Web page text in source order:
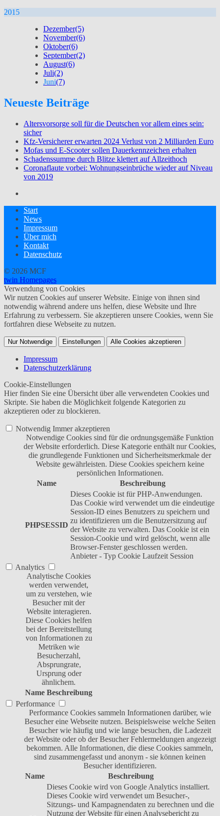
2015
Dezember(5)
November(6)
Oktober(6)
September(2)
August(6)
Juli(2)
Juni(7)
Neueste Beiträge
Altersvorsorge soll für die Deutschen vor allem eines sein:
sicher
Kfz-Versicherer erwarten 2024 Verlust von 2 Milliarden Euro
Mofas und E-Scooter sollen Dauerkennzeichen erhalten
Schadenssumme durch Blitze klettert auf Allzeithoch
Coronaflaute vorbei: Wohnungseinbrüche wieder auf Niveau
von 2019
Start
News
Impressum
Über mich
Kontakt
Datenschutz
© 2026 MCF
twin Homepages
Verwendung von Cookies
Wir nutzen Cookies auf unserer Website. Einige von ihnen sind
notwendig während andere uns helfen, diese Website und Ihre
Erfahrung zu verbessern. Sie akzeptieren unsere Cookies, wenn Sie
fortfahren diese Webseite zu nutzen.
Nur Notwendige Einstellungen Alle Cookies akzeptieren
Impressum
Datenschutzerklärung
Cookie-Einstellungen
Hier finden Sie eine Übersicht über alle verwendeten Cookies und
Skripte. Sie haben die Möglichkeit folgende Kategorien zu
akzeptieren oder zu blockieren.
Notwendig Immer akzeptieren
Notwendige Cookies sind für die ordnungsgemäße Funktion
der Website erforderlich. Diese Kategorie enthält nur Cookies,
die grundlegende Funktionen und Sicherheitsmerkmale der
Website gewährleisten. Diese Cookies speichern keine
persönlichen Informationen.
Name
Beschreibung
PHPSESSID
Dieses Cookie ist für PHP-Anwendungen.
Das Cookie wird verwendet um die eindeutige
Session-ID eines Benutzers zu speichern und
zu identifizieren um die Benutzersitzung auf
der Website zu verwalten. Das Cookie ist ein
Session-Cookie und wird gelöscht, wenn alle
Browser-Fenster geschlossen werden.
Anbieter - Typ Cookie Laufzeit Session
Analytics
Analytische Cookies
werden verwendet,
um zu verstehen, wie
Besucher mit der
Website interagieren.
Diese Cookies helfen
bei der Bereitstellung
von Informationen zu
Metriken wie
Besucherzahl,
Absprungrate,
Ursprung oder
ähnlichem.
Name Beschreibung
Performance
Performance Cookies sammeln Informationen darüber, wie
Besucher eine Webseite nutzen. Beispielsweise welche Seiten
Besucher wie häufig und wie lange besuchen, die Ladezeit
der Website oder ob der Besucher Fehlermeldungen angezeigt
bekommen. Alle Informationen, die diese Cookies sammeln,
sind zusammengefasst und anonym - sie können keinen
Besucher identifizieren.
Name
Beschreibung
Dieses Cookie wird von Google Analytics installiert.
Dieses Cookie wird verwendet um Besucher-,
Sitzungs- und Kampagnendaten zu berechnen und die
Nutzung der Website für einen Analysebericht zu